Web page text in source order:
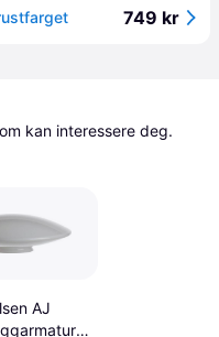
749 kr
AJ
∅